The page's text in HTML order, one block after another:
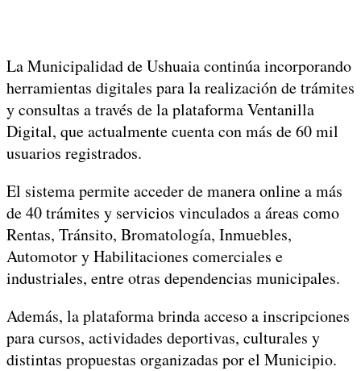
La Municipalidad de Ushuaia continúa incorporando
herramientas digitales para la realización de trámites
y consultas a través de la plataforma Ventanilla
Digital, que actualmente cuenta con más de 60 mil
usuarios registrados.
El sistema permite acceder de manera online a más
de 40 trámites y servicios vinculados a áreas como
Rentas, Tránsito, Bromatología, Inmuebles,
Automotor y Habilitaciones comerciales e
industriales, entre otras dependencias municipales.
Además, la plataforma brinda acceso a inscripciones
para cursos, actividades deportivas, culturales y
distintas propuestas organizadas por el Municipio.